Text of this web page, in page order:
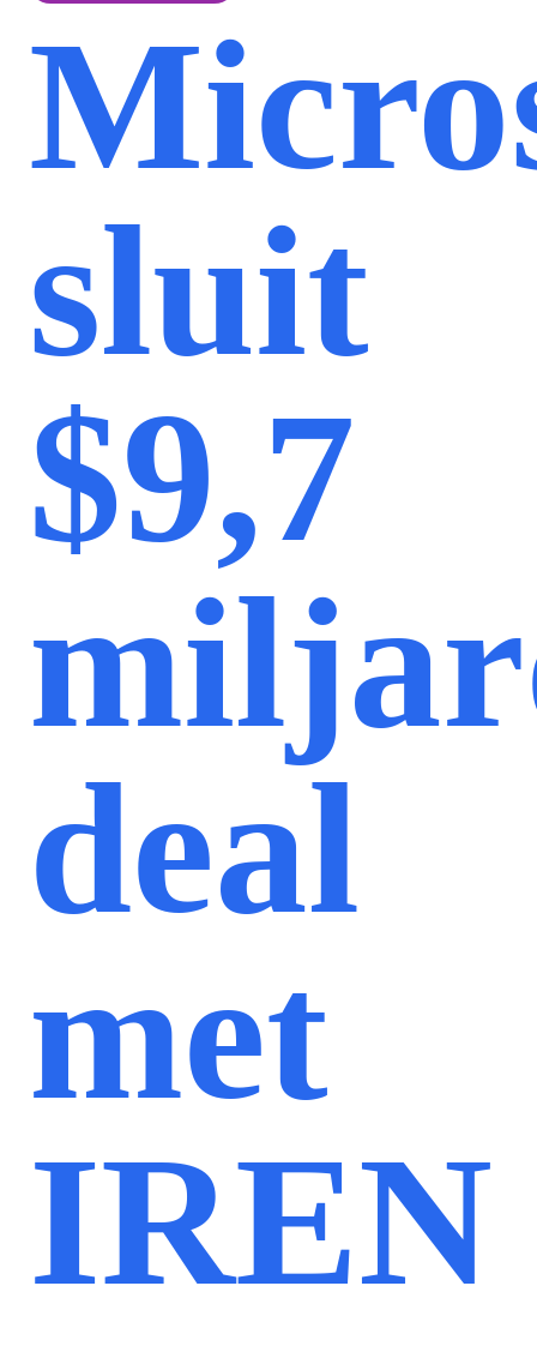
sluit
$9,7
deal
met
IREN